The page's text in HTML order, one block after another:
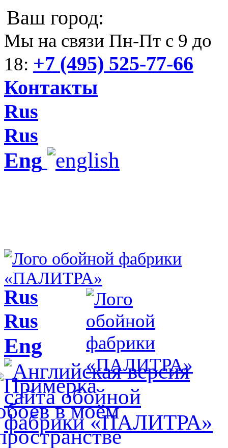
Ваш город:
Мы на связи Пн-Пт с 9 до
18: +7 (495) 525-77-66
Контакты
Rus
Rus
Eng
Rus
Rus
Eng